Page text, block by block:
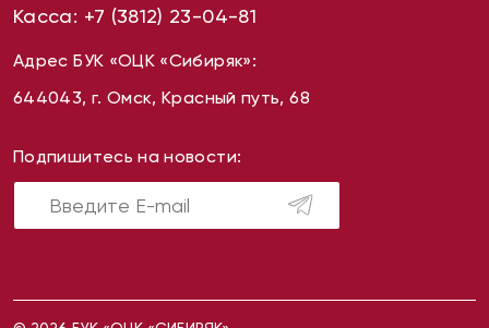
Касса: +7 (3812) 23-04-81
Адрес БУК «ОЦК «Сибиряк»:
644043, г. Омск, Красный путь, 68
Подпишитесь на новости: